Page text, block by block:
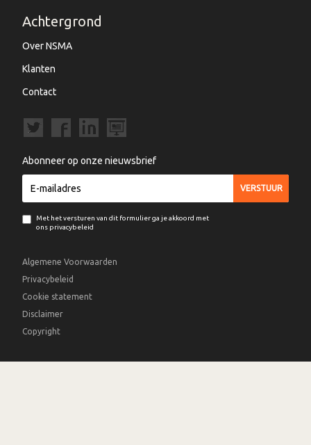
Achtergrond
Over NSMA
Klanten
Contact
Abonneer op onze nieuwsbrief
Met het versturen van dit formulier ga je akkoord met
ons privacybeleid
Algemene Voorwaarden
Privacybeleid
Cookie statement
Disclaimer
Copyright